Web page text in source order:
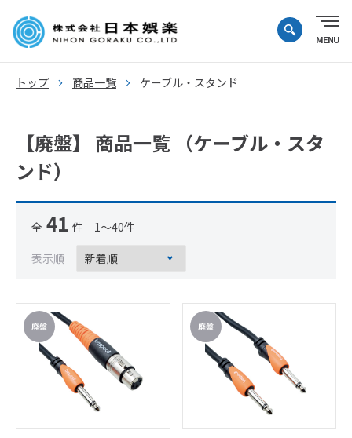
トップ 商品一覧 ケーブル・スタンド
【廃盤】 商品一覧 （ケーブル・スタ
ンド）
全 41 件 1～40件
表示順